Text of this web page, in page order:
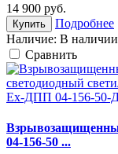
14 900 руб.
Купить
Подробнее
Наличие: В
Cравнить
04-156-50 ...